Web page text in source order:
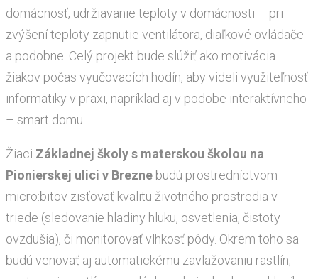
domácnosť, udržiavanie teploty v domácnosti – pri
zvýšení teploty zapnutie ventilátora, diaľkové ovládače
a podobne. Celý projekt bude slúžiť ako motivácia
žiakov počas vyučovacích hodín, aby videli využiteľnosť
informatiky v praxi, napríklad aj v podobe interaktívneho
– smart domu.
Žiaci Základnej školy s materskou školou na
Pionierskej ulici v Brezne budú prostredníctvom
micro:bitov zisťovať kvalitu životného prostredia v
triede (sledovanie hladiny hluku, osvetlenia, čistoty
ovzdušia), či monitorovať vlhkosť pôdy. Okrem toho sa
budú venovať aj automatickému zavlažovaniu rastlín,